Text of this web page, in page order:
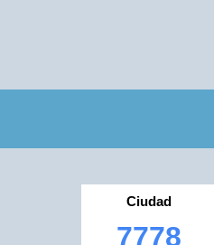
Ciudad
7778